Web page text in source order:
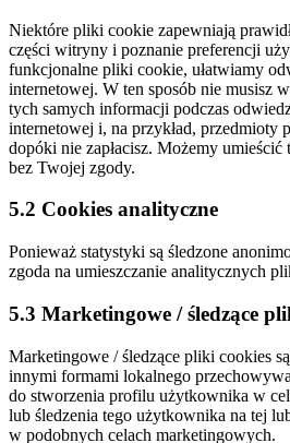
Niektóre pliki cookie zapewniają
części witryny i poznanie preferencji
funkcjonalne pliki cookie, ułatwiamy
internetowej. W ten sposób nie musisz
tych samych informacji podczas
internetowej i, na przykład, przedmioty
dopóki nie zapłacisz. Możemy
bez Twojej zgody.
5.2 Cookies analityczne
Ponieważ statystyki są śledzone
zgoda na umieszczanie analitycznych
5.3 Marketingowe / śledzące
Marketingowe / śledzące pliki cookies
innymi formami lokalnego
do stworzenia profilu użytkownika w
lub śledzenia tego użytkownika na tej
w podobnych celach marketingowych.